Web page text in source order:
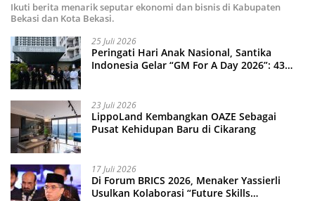
Ikuti berita menarik seputar ekonomi dan bisnis di Kabupaten
Bekasi dan Kota Bekasi.
25 Juli 2026
Peringati Hari Anak Nasional, Santika
Indonesia Gelar “GM For A Day 2026”: 43
23 Juli 2026
LippoLand Kembangkan OAZE Sebagai
Pusat Kehidupan Baru di Cikarang
17 Juli 2026
Di Forum BRICS 2026, Menaker Yassierli
Usulkan Kolaborasi “Future Skills